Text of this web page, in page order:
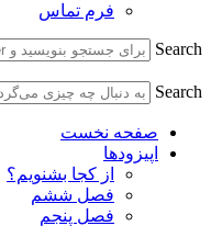
فرم تماس
Search
Search
صفحه نخست
اپیزودها
از کجا بشنویم؟
فصل ششم
فصل پنجم